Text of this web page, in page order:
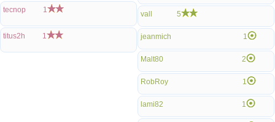
tecnop 1
titus2h 1
vall 5
jeanmich 1
Malt80 2
RobRoy 1
lami82 1